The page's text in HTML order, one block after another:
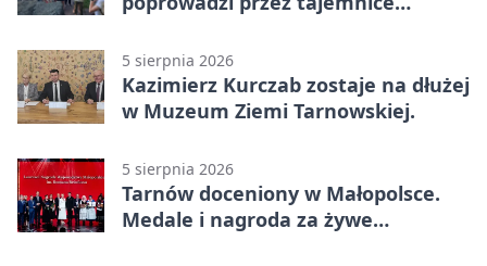
5 sierpnia 2026
Kazimierz Kurczab zostaje na dłużej
w Muzeum Ziemi Tarnowskiej.
5 sierpnia 2026
Tarnów doceniony w Małopolsce.
Medale i nagroda za żywe